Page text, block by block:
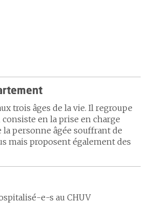
trois âges de la vie. Il regroupe
en la prise en charge
personne âgée souffrant de
mais proposent également des
e-s au CHUV